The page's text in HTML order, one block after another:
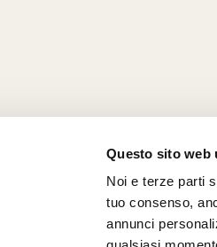
Questo sito web
Noi e terze parti
tuo consenso,
annunci